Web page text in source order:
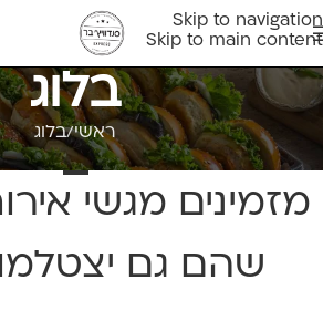
Skip to navigation
Skip to main content
בלוג
ראשי בלוג
בלוג
מזמינים מגשי
שהם גם